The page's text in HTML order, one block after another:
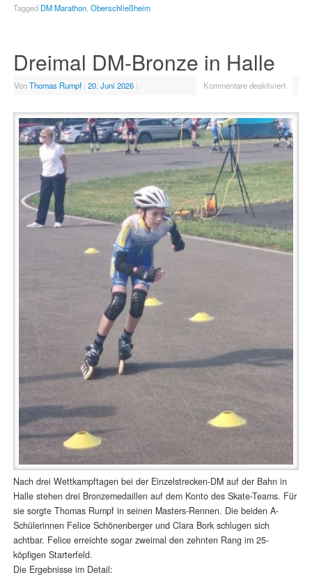
Tagged DM Marathon, Oberschließheim
Dreimal DM-Bronze in Halle
VonThomas Rumpf | 20. Juni 2026 | Kommentare deaktiviert
Nach drei Wettkampftagen bei der Einzelstrecken-DM auf der Bahn in
Halle stehen drei Bronzemedaillen auf dem Konto des Skate-Teams. Für
sie sorgte Thomas Rumpf in seinen Masters-Rennen. Die beiden A-
Schülerinnen Felice Schönenberger und Clara Bork schlugen sich
achtbar. Felice erreichte sogar zweimal den zehnten Rang im 25-
köpfigen Starterfeld.
Die Ergebnisse im Detail: